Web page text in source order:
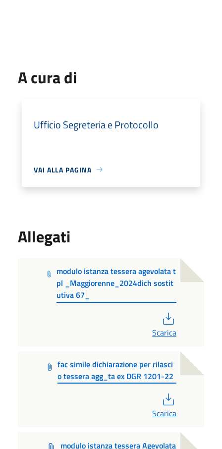
A cura di
Ufficio Segreteria e Protocollo
VAI ALLA PAGINA
Allegati
modulo istanza tessera agevolata t
pl _Maggiorenne_2024dich sostit
utiva 67_
Scarica
fac simile dichiarazione per rilasci
o tessera agg_ta ex DGR 1201-22
Scarica
modulo istanza tessera Agevolata